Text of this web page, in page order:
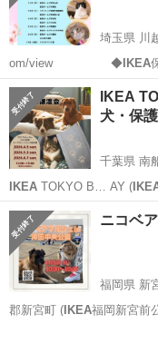
埼玉県 川
om/view ◆IKEA
埼玉 川越市
IKEA TOKYO BAY（IKEA船橋） 保護
犬・保
千葉県 南
IKEATOKYO B… AY (
B… AY (IKEA船橋店) 千
千葉 船橋市
ニコベ
福岡県 新
郡新宮町 (IKEA福岡新宮前